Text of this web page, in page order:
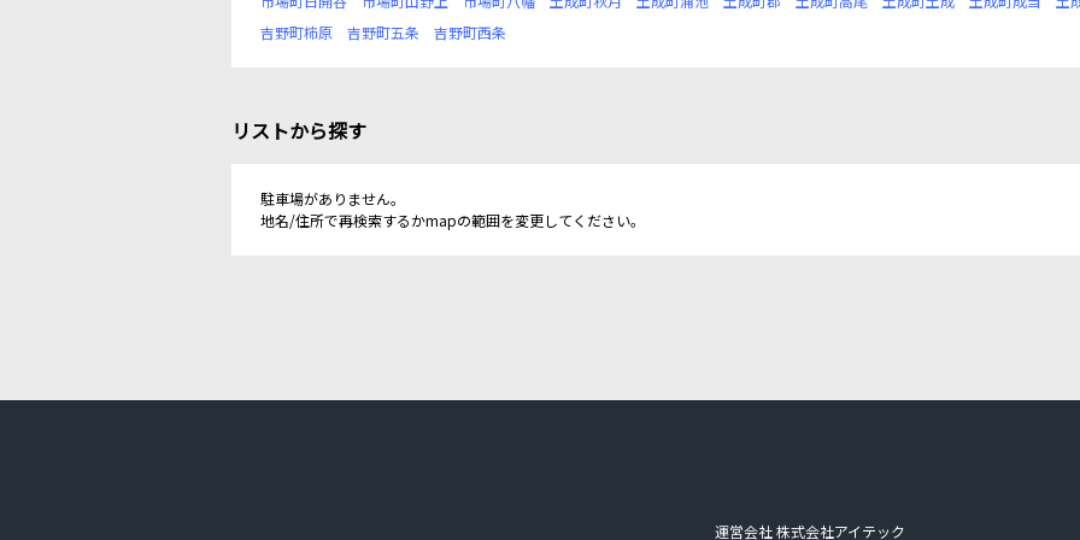
吉野町柿原
吉野町五条 吉野町西条
リストから探す
駐車場がありません。
地名/住所で再検索するかmapの範囲を変更してください。
運営会社 株式会社アイテック